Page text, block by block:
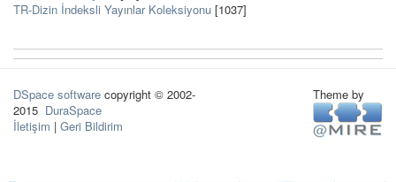
TR-Dizin İndeksli Yayınlar Koleksiyonu [1037]
DSpace software copyright © 2002-
2015 DuraSpace
İletişim | Geri Bildirim
Theme by